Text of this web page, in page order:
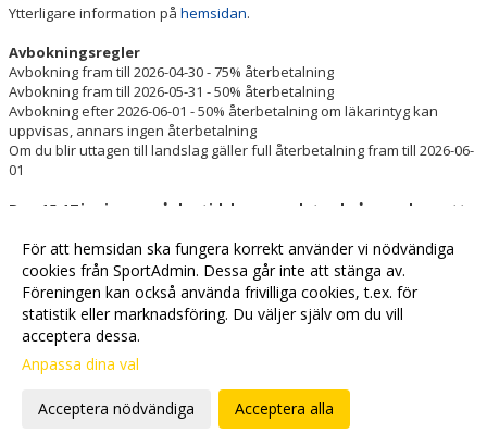
Ytterligare information på hemsidan.
Avbokningsregler
Avbokning fram till 2026-04-30 - 75% återbetalning
Avbokning fram till 2026-05-31 - 50% återbetalning
Avbokning efter 2026-06-01 - 50% återbetalning om läkarintyg kan
uppvisas, annars ingen återbetalning
Om du blir uttagen till landslag gäller full återbetalning fram till 2026-06-
01
Den 15-17 juni, men på dagtid, kommer det också anordnas ett
kommer inom kort så håll utkik!
Fler nyheter >>
inställningar
Webbversion
För att hemsidan ska fungera korrekt använder vi nödvändiga
cookies från SportAdmin. Dessa går inte att stänga av.
Föreningen kan också använda frivilliga cookies, t.ex. för
statistik eller marknadsföring. Du väljer själv om du vill
acceptera dessa.
Anpassa dina val
Acceptera nödvändiga Acceptera alla